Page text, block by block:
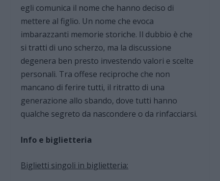
egli comunica il nome che hanno deciso di
mettere al figlio. Un nome che evoca
imbarazzanti memorie storiche. Il dubbio è che
si tratti di uno scherzo, ma la discussione
degenera ben presto investendo valori e scelte
personali. Tra offese reciproche che non
mancano di ferire tutti, il ritratto di una
generazione allo sbando, dove tutti hanno
qualche segreto da nascondere o da rinfacciarsi.
Info e biglietteria
Biglietti singoli in biglietteria: